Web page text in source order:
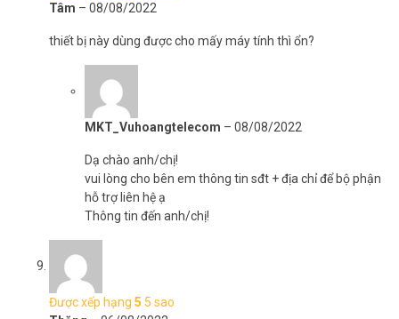
Tâm – 08/08/2022
thiết bị này dùng được cho mấy máy tính thì ổn?
MKT_Vuhoangtelecom – 08/08/2022
Dạ chào anh/chị!
vui lòng cho bên em thông tin sđt + địa chỉ để bộ phận
hỗ trợ liên hệ ạ
Thông tin đến anh/chị!
Được xếp hạng 5 5 sao